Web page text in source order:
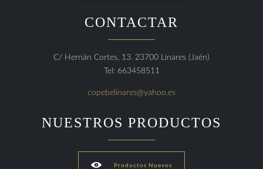
CONTACTAR
C/ Hernán Cortes, 13. 23700 Linares (Jaén)
Tel: 663458511
copebelinares@yahoo.es
NUESTROS PRODUCTOS
 Productos Nuevos